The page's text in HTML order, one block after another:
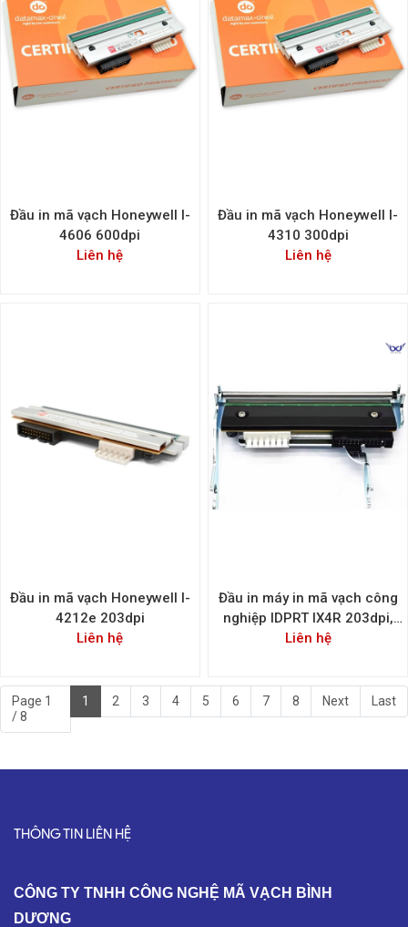
Đầu in mã vạch Honeywell I-
4606 600dpi
Liên hệ
Đầu in mã vạch Honeywell I-
4310 300dpi
Liên hệ
Đầu in mã vạch Honeywell I-
4212e 203dpi
Liên hệ
Đầu in máy in mã vạch công
nghiệp IDPRT IX4R 203dpi,
300dpi, 600dpi
Liên hệ
Page 1
/ 8
1 2 3 4 5 6 7 8 Next Last
THÔNG TIN LIÊN HỆ
CÔNG TY TNHH CÔNG NGHỆ MÃ VẠCH BÌNH
DƯƠNG